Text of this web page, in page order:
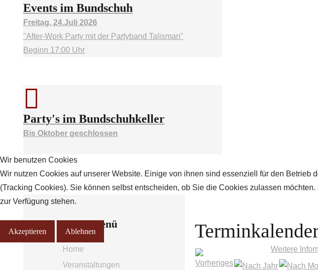
Events im Bundschuh
Freitag, 24.Juli 2026
"After-Work Party mit der Partyband Talisman"
Beginn 17:00 Uhr
Party's im Bundschuhkeller
Bis Oktober geschlossen
Hauptmenü
Home
Veranstaltungen
Wir benutzen Cookies
Wir nutzen Cookies auf unserer Website. Einige von ihnen sind essenziell für den
(Tracking Cookies). Sie können selbst entscheiden, ob Sie die Cookies zulassen
zur Verfügung stehen.
Akzeptieren Ablehnen
Weitere